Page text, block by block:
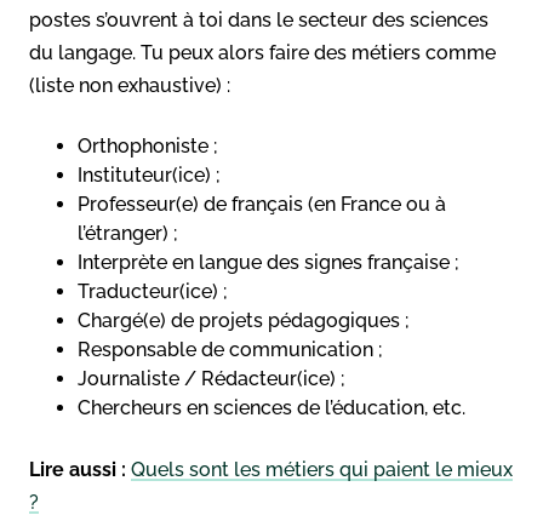
postes s’ouvrent à toi dans le secteur des sciences
du langage. Tu peux alors faire des métiers comme
(liste non exhaustive) :
Orthophoniste ;
Instituteur(ice) ;
Professeur(e) de français (en France ou à
l’étranger) ;
Interprète en langue des signes française ;
Traducteur(ice) ;
Chargé(e) de projets pédagogiques ;
Responsable de communication ;
Journaliste / Rédacteur(ice) ;
Chercheurs en sciences de l’éducation, etc.
Lire aussi : Quels sont les métiers qui paient le mieux
?